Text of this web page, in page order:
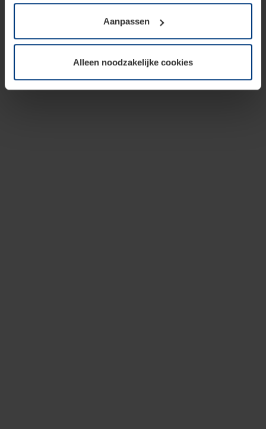
van deze pagina's absoluut vereist is. Voor alle andere
soorten cookies is uw toestemming benodigd. Uw
toestemming kunt u op elk moment bij de uitleg van de
wijzigen of herroepen.
Aanpassen
Alleen noodzakelijke cookies